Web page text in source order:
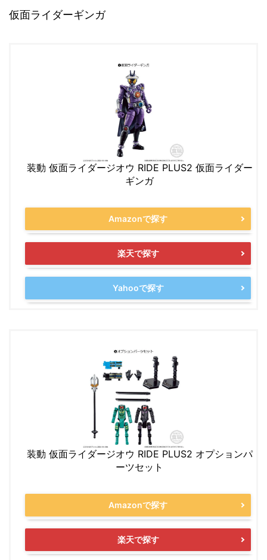
仮面ライダーギンガ
装動 仮面ライダージオウ RIDE PLUS2 仮面ライダー
ギンガ
Amazonで探す
楽天で探す
Yahooで探す
装動 仮面ライダージオウ RIDE PLUS2 オプションパ
ーツセット
Amazonで探す
楽天で探す